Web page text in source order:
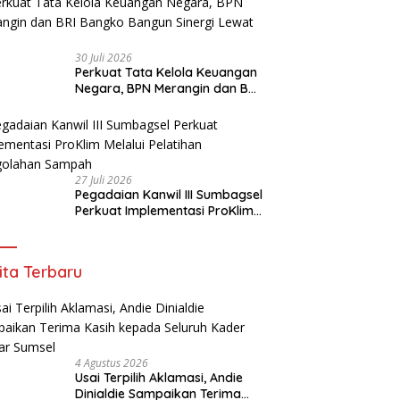
30 Juli 2026
Perkuat Tata Kelola Keuangan
Negara, BPN Merangin dan BRI
KKP
27 Juli 2026
Pegadaian Kanwil III Sumbagsel
Perkuat Implementasi ProKlim
Terbaru
4 Agustus 2026
Usai Terpilih Aklamasi, Andie
Dinialdie Sampaikan Terima